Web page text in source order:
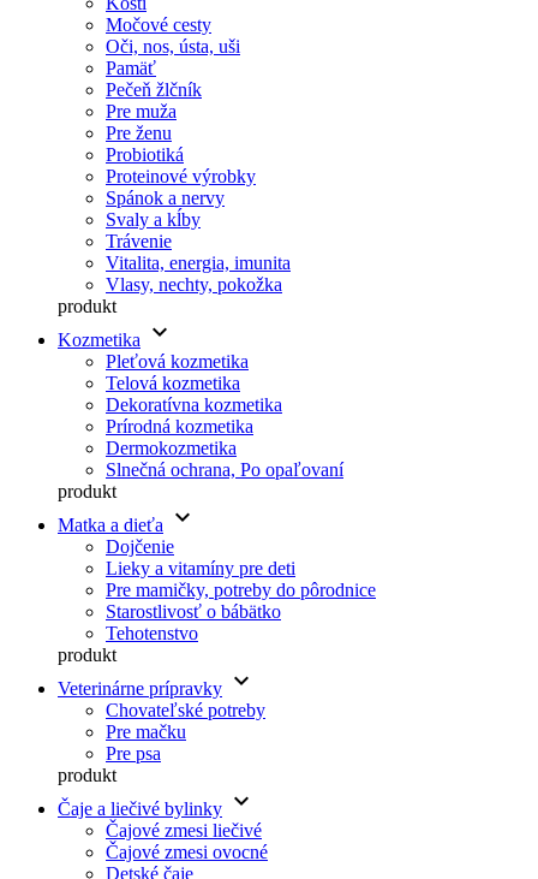
Močové cesty
Oči, nos, ústa, uši
Pamäť
Pečeň žlčník
Pre muža
Pre ženu
Probiotiká
Proteinové výrobky
Spánok a nervy
Svaly a kĺby
Trávenie
Vitalita, energia, imunita
Vlasy, nechty, pokožka
produkt
Kozmetika
keyboard_arrow_down
Pleťová kozmetika
Telová kozmetika
Dekoratívna kozmetika
Prírodná kozmetika
Dermokozmetika
Slnečná ochrana, Po opaľovaní
produkt
Matka a dieťa
keyboard_arrow_down
Dojčenie
Lieky a vitamíny pre deti
Pre mamičky, potreby do pôrodnice
Starostlivosť o bábätko
Tehotenstvo
produkt
Veterinárne prípravky keyboard_arrow_down
Chovateľské potreby
Pre mačku
Pre psa
produkt
Čaje a liečivé bylinky keyboard_arrow_down
Čajové zmesi liečivé
Čajové zmesi ovocné
Detské čaje